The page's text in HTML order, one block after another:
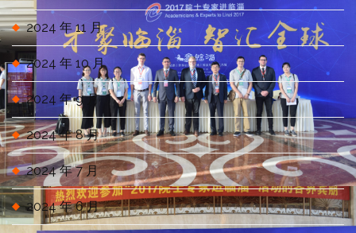
2024 年 11 月
2024 年 10 月
2024 年 9 月
2024 年 8 月
2024 年 7 月
2024 年 6 月